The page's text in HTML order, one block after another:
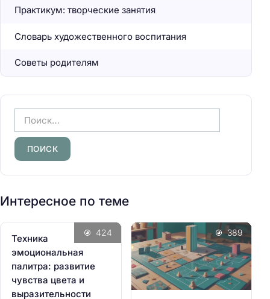
Практикум: творческие занятия
Словарь художественного воспитания
Советы родителям
а
й
т
и
Интересное по теме
Техника
эмоциональная
палитра: развитие
чувства цвета и
выразительности
424 389